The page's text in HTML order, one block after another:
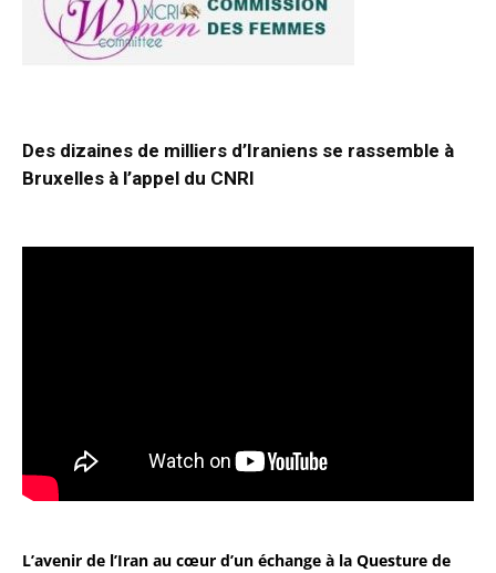
Des dizaines de milliers d’Iraniens se rassemble à
Bruxelles à l’appel du CNRI
L’avenir de l’Iran au cœur d’un échange à la Questure de